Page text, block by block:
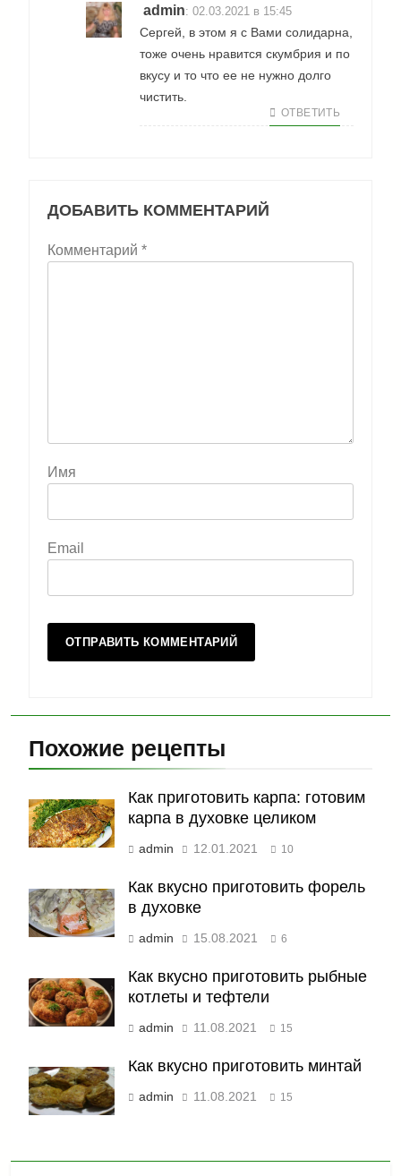
admin: 02.03.2021 в 15:45
Сергей, в этом я с Вами солидарна,
тоже очень нравится скумбрия и по
вкусу и то что ее не нужно долго
чистить.
ОТВЕТИТЬ
ДОБАВИТЬ КОММЕНТАРИЙ
Комментарий *
Имя
Email
Похожие рецепты
Как приготовить карпа: готовим
карпа в духовке целиком
admin 12.01.2021 10
Как вкусно приготовить форель
в духовке
admin 15.08.2021 6
Как вкусно приготовить рыбные
котлеты и тефтели
admin 11.08.2021 15
Как вкусно приготовить минтай
admin 11.08.2021 15